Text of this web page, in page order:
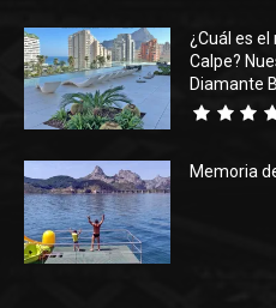
¿Cuál es
Calpe?
Diamante
Memoria